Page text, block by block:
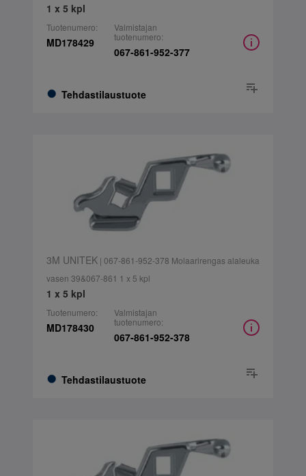
1 x 5 kpl
Tuotenumero:
MD178429
Tehdastilaustuote
Valmistajan
tuotenumero:
067-861-952-377
3M UNITEK| 067-861-952-378 Molaarirengas alaleuka
vasen 39&067-861 1 x 5 kpl
1 x 5 kpl
Tuotenumero:
MD178430
Tehdastilaustuote
Valmistajan
tuotenumero:
067-861-952-378